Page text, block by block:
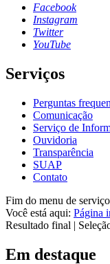
Facebook
Instagram
Twitter
YouTube
Serviços
Perguntas
Comunicação
Serviço de
Ouvidoria
Transparência
SUAP
Contato
Fim do menu de
Você está aqui: Página
Resultado final |
Em destaque